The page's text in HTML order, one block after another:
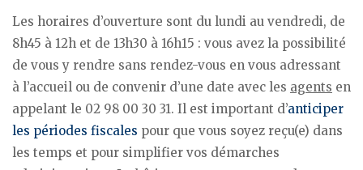
Les horaires d’ouverture sont du lundi au vendredi, de
8h45 à 12h et de 13h30 à 16h15 : vous avez la possibilité
de vous y rendre sans rendez-vous en vous adressant
à l’accueil ou de convenir d’une date avec les agents en
appelant le 02 98 00 30 31. Il est important d’anticiper
les périodes fiscales pour que vous soyez reçu(e) dans
les temps et pour simplifier vos démarches